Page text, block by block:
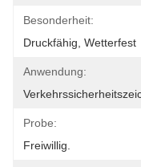
Besonderheit:
Druckfähig, Wetterfest
Anwendung:
Probe:
Freiwillig.